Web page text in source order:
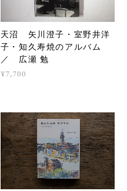
天沼 矢川澄子・室野井洋
子・知久寿焼のアルバム
／ 広瀬 勉
¥7,700